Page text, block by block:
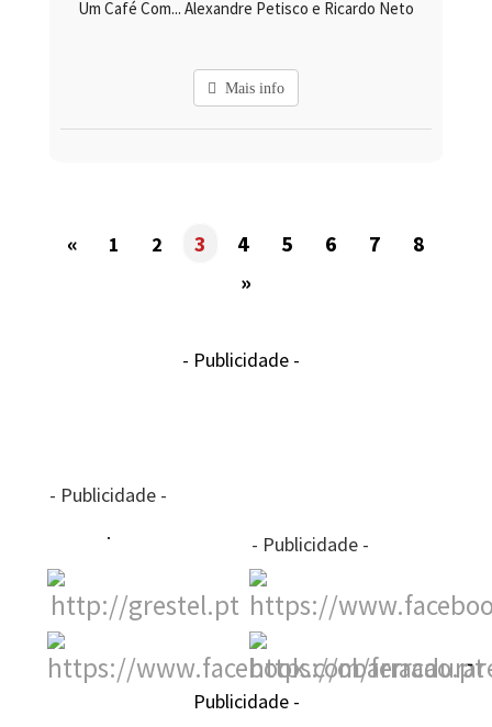
Um Café Com... Alexandre Petisco e Ricardo Neto
Mais info
« 1 2 3 4 5 6 7
8
»
- Publicidade -
- Publicidade -
- Publicidade -
-
Publicidade -